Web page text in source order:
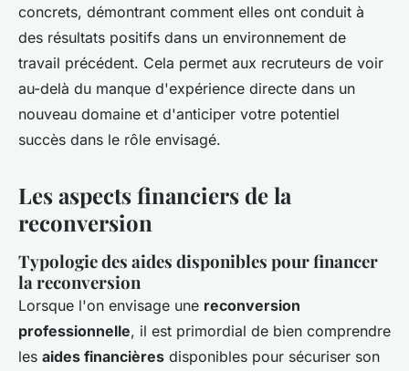
concrets, démontrant comment elles ont conduit à
des résultats positifs dans un environnement de
travail précédent. Cela permet aux recruteurs de voir
au-delà du manque d'expérience directe dans un
nouveau domaine et d'anticiper votre potentiel
succès dans le rôle envisagé.
Les aspects financiers de la
reconversion
Typologie des aides disponibles pour financer
la reconversion
Lorsque l'on envisage une reconversion
professionnelle, il est primordial de bien comprendre
les aides financières disponibles pour sécuriser son